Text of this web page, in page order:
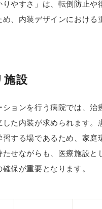
りやすさ」は、転倒防止や
め、内装デザインにおける
施設
ションを行う病院では、治
た内装が求められます。
習する場であるため、家庭
たせながらも、医療施設と
保が重要となります。